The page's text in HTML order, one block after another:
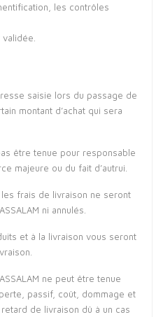
les contrôles
saisie lors du passage de
montant d’achat qui sera
être tenue pour responsable
majeure ou du fait d’autrui.
frais de livraison ne seront
ni annulés.
et à la livraison vous seront
ne peut être tenue
passif, coût, dommage et
de livraison dû à un cas